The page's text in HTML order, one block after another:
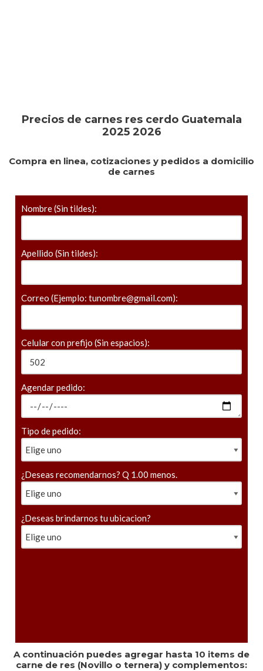
Precios de carnes res cerdo Guatemala
2025 2026
Compra en linea, cotizaciones y pedidos a domicilio
de carnes
Nombre (Sin tildes):
Apellido (Sin tildes):
Correo (Ejemplo: tunombre@gmail.com):
Celular con prefijo (Sin espacios):
Agendar pedido:
Tipo de pedido:
¿Deseas recomendarnos? Q 1.00 menos.
¿Deseas brindarnos tu ubicacion?
A continuación puedes agregar hasta 10 items de
carne de res (Novillo o ternera) y complementos: